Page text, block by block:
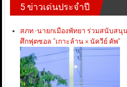
5 ข่าวเด่นประจำปี
สภท.-นายกเมืองพัทยา ร่วมสนับสนุ
ศึกฟุตซอล “เกาะล้าน × นัควีย์ คัพ”